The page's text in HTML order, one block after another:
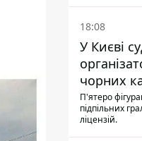
18:08
У Києві
чорних
закладів
П'ятеро
підпільних
ліцензій.